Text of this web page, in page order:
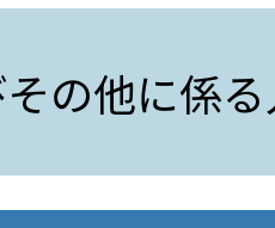
の他に係